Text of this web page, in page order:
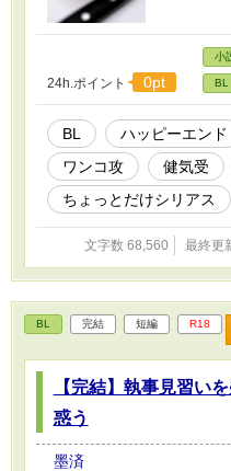
起こる。
回には、タ
が殴られた
自衛をお願
すので、微
定です。 い
いただけた
した。
24h.ポイント 0pt
小
BL
BL ハッピーエンド
ワンコ攻
健気受
ちょっとだけシリアス
文字数 68,560 最終更
BL 完結 短編 R18
【完結】執事見習い
惑う
墨済